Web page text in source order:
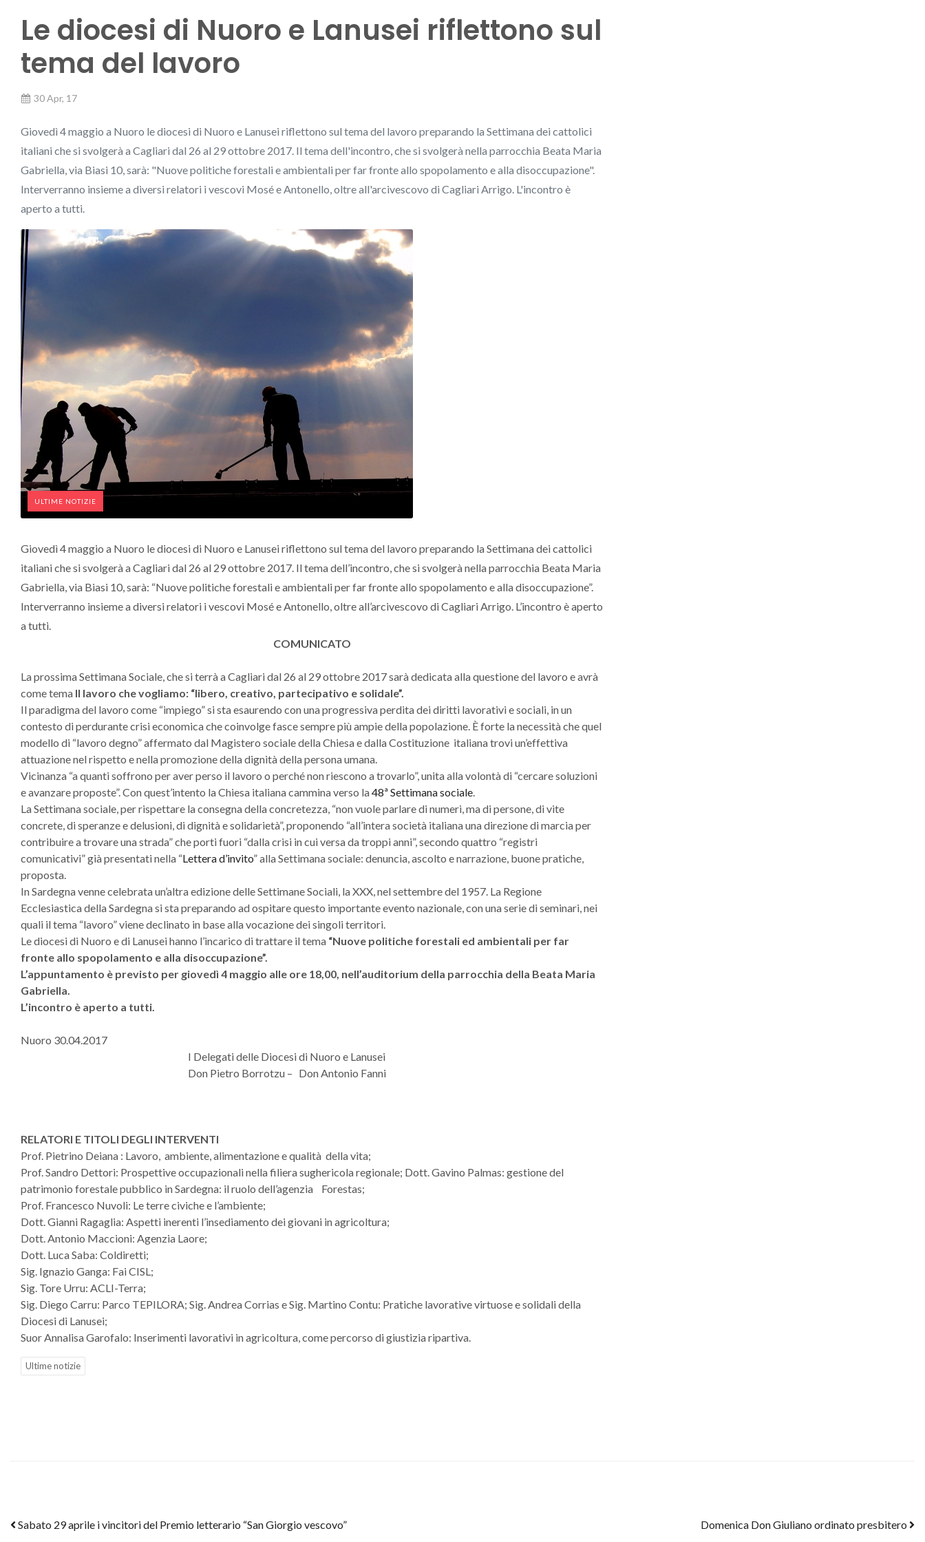
Le diocesi di Nuoro e Lanusei riflettono sul
tema del lavoro
30 Apr, 17
Giovedì 4 maggio a Nuoro le diocesi di Nuoro e Lanusei riflettono sul tema del lavoro preparando la Settimana dei cattolici
italiani che si svolgerà a Cagliari dal 26 al 29 ottobre 2017. Il tema dell'incontro, che si svolgerà nella parrocchia Beata Maria
Gabriella, via Biasi 10, sarà: "Nuove politiche forestali e ambientali per far fronte allo spopolamento e alla disoccupazione".
Interverranno insieme a diversi relatori i vescovi Mosé e Antonello, oltre all'arcivescovo di Cagliari Arrigo. L'incontro è
aperto a tutti.
ULTIME NOTIZIE
Giovedì 4 maggio a Nuoro le diocesi di Nuoro e Lanusei riflettono sul tema del lavoro preparando la Settimana dei cattolici
italiani che si svolgerà a Cagliari dal 26 al 29 ottobre 2017. Il tema dell’incontro, che si svolgerà nella parrocchia Beata Maria
Gabriella, via Biasi 10, sarà: “Nuove politiche forestali e ambientali per far fronte allo spopolamento e alla disoccupazione”.
Interverranno insieme a diversi relatori i vescovi Mosé e Antonello, oltre all’arcivescovo di Cagliari Arrigo. L’incontro è aperto
a tutti.
COMUNICATO
La prossima Settimana Sociale, che si terrà a Cagliari dal 26 al 29 ottobre 2017 sarà dedicata alla questione del lavoro e avrà
come tema Il lavoro che vogliamo: “libero, creativo, partecipativo e solidale”.
Il paradigma del lavoro come “impiego” si sta esaurendo con una progressiva perdita dei diritti lavorativi e sociali, in un
contesto di perdurante crisi economica che coinvolge fasce sempre più ampie della popolazione. È forte la necessità che quel
modello di “lavoro degno” affermato dal Magistero sociale della Chiesa e dalla Costituzione italiana trovi un’effettiva
attuazione nel rispetto e nella promozione della dignità della persona umana.
Vicinanza “a quanti soffrono per aver perso il lavoro o perché non riescono a trovarlo”, unita alla volontà di “cercare soluzioni
e avanzare proposte”. Con quest’intento la Chiesa italiana cammina verso la48ª Settimana sociale.
La Settimana sociale, per rispettare la consegna della concretezza, “non vuole parlare di numeri, ma di persone, di vite
concrete, di speranze e delusioni, di dignità e solidarietà”, proponendo “all’intera società italiana una direzione di marcia per
contribuire a trovare una strada” che porti fuori “dalla crisi in cui versa da troppi anni”, secondo quattro “registri
comunicativi” già presentati nella “Lettera d’invito” alla Settimana sociale: denuncia, ascolto e narrazione, buone pratiche,
proposta.
In Sardegna venne celebrata un’altra edizione delle Settimane Sociali, la XXX, nel settembre del 1957. La Regione
Ecclesiastica della Sardegna si sta preparando ad ospitare questo importante evento nazionale, con una serie di seminari, nei
quali il tema “lavoro” viene declinato in base alla vocazione dei singoli territori.
Le diocesi di Nuoro e di Lanusei hanno l’incarico di trattare il tema “Nuove politiche forestali ed ambientali per far
fronte allo spopolamento e alla disoccupazione”.
L’appuntamento è previsto per giovedì 4 maggio alle ore 18,00, nell’auditorium della parrocchia della Beata Maria
Gabriella.
L’incontro è aperto a tutti.
Nuoro 30.04.2017
I Delegati delle Diocesi di Nuoro e Lanusei
Don Pietro Borrotzu – Don Antonio Fanni
RELATORI E TITOLI DEGLI INTERVENTI
Prof. Pietrino Deiana : Lavoro, ambiente, alimentazione e qualità della vita;
Prof. Sandro Dettori: Prospettive occupazionali nella filiera sughericola regionale; Dott. Gavino Palmas: gestione del
patrimonio forestale pubblico in Sardegna: il ruolo dell’agenzia Forestas;
Prof. Francesco Nuvoli: Le terre civiche e l’ambiente;
Dott. Gianni Ragaglia: Aspetti inerenti l’insediamento dei giovani in agricoltura;
Dott. Antonio Maccioni: Agenzia Laore;
Dott. Luca Saba: Coldiretti;
Sig. Ignazio Ganga: Fai CISL;
Sig. Tore Urru: ACLI-Terra;
Sig. Diego Carru: Parco TEPILORA; Sig. Andrea Corrias e Sig. Martino Contu: Pratiche lavorative virtuose e solidali della
Diocesi di Lanusei;
Suor Annalisa Garofalo: Inserimenti lavorativi in agricoltura, come percorso di giustizia ripartiva.
Ultime notizie
Post navigation
Sabato 29 aprile i vincitori del Premio letterario “San Giorgio vescovo” Domenica Don Giuliano ordinato presbitero